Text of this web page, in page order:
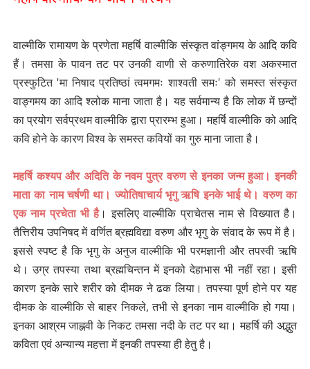
वाल्मीकि रामायण के प्रणेता महर्षि वाल्मीकि संस्कृत वांङ्गमय के आदि कवि
हैं। तमसा के पावन तट पर उनकी वाणी से करुणातिरेक वश अकस्मात
प्रस्फुटित 'मा निषाद प्रतिष्ठां त्वमगमः शाश्वती समः' को समस्त संस्कृत
वाङ्गमय का आदि श्लोक माना जाता है। यह सर्वमान्य है कि लोक में छन्दों
का प्रयोग सर्वप्रथम वाल्मीकि द्वारा प्रारम्भ हुआ। महर्षि वाल्मीकि को आदि
कवि होने के कारण विश्व के समस्त कवियों का गुरु माना जाता है।
महर्षि कश्यप और अदिति के नवम पुत्र वरुण से इनका जन्म हुआ। इनकी
माता का नाम चर्षणी था। ज्योतिषाचार्य भृगु ऋषि इनके भाई थे। वरुण का
एक नाम प्रचेता भी है। इसलिए वाल्मीकि प्राचेतस नाम से विख्यात है।
तैत्तिरीय उपनिषद में वर्णित ब्रह्मविद्या वरुण और भृगु के संवाद के रूप में है।
इससे स्पष्ट है कि भृगु के अनुज वाल्मीकि भी परमज्ञानी और तपस्वी ऋषि
थे। उग्र तपस्या तथा ब्रह्मचिन्तन में इनको देहाभास भी नहीं रहा। इसी
कारण इनके सारे शरीर को दीमक ने ढक लिया। तपस्या पूर्ण होने पर यह
दीमक के वाल्मीकि से बाहर निकले, तभी से इनका नाम वाल्मीकि हो गया।
इनका आश्रम जाह्नवी के निकट तमसा नदी के तट पर था। महर्षि की अद्भुत
कविता एवं अन्यान्य महत्ता में इनकी तपस्या ही हेतु है।